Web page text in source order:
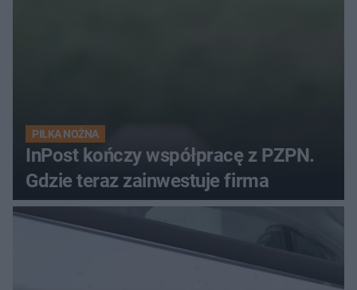
PIŁKA NOŻNA
InPost kończy współpracę z PZPN.
Gdzie teraz zainwestuje firma